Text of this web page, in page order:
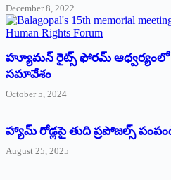
December 8, 2022
హ్యూమన్‌ రైట్స్‌ ఫోరమ్‌ ఆధ్వర్యంలో
సమావేశం
October 5, 2024
హ్యామ్‌ రోడ్లపై తుది ప్రపోజల్స్‌
August 25, 2025